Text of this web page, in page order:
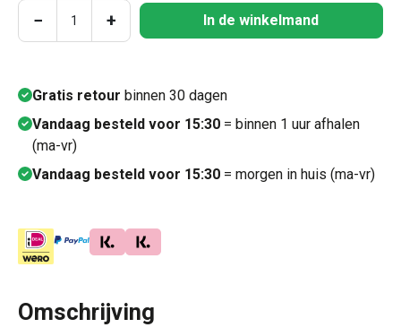
Producthoeveelheid: Voer de gewenste
− + In de winkelmand
Gratis retour binnen 30 dagen
Vandaag besteld voor 15:30 = binnen 1 uur afhalen
(ma-vr)
Vandaag besteld voor 15:30 = morgen in huis (ma-vr)
Omschrijving